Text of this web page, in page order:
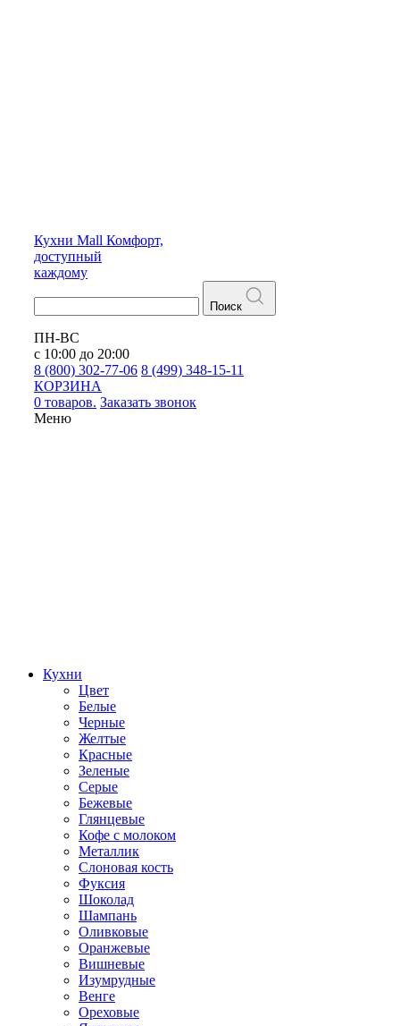
Кухни Mall Комфорт,
доступный
каждому
Поиск
ПН-ВС
с 10:00 до 20:00
8 (800) 302-77-06 8 (499) 348-15-11
КОРЗИНА
0 товаров. Заказать звонок
Меню
Кухни
Цвет
Белые
Черные
Желтые
Красные
Зеленые
Серые
Бежевые
Глянцевые
Кофе с молоком
Металлик
Слоновая кость
Фуксия
Шоколад
Шампань
Оливковые
Оранжевые
Вишневые
Изумрудные
Венге
Ореховые